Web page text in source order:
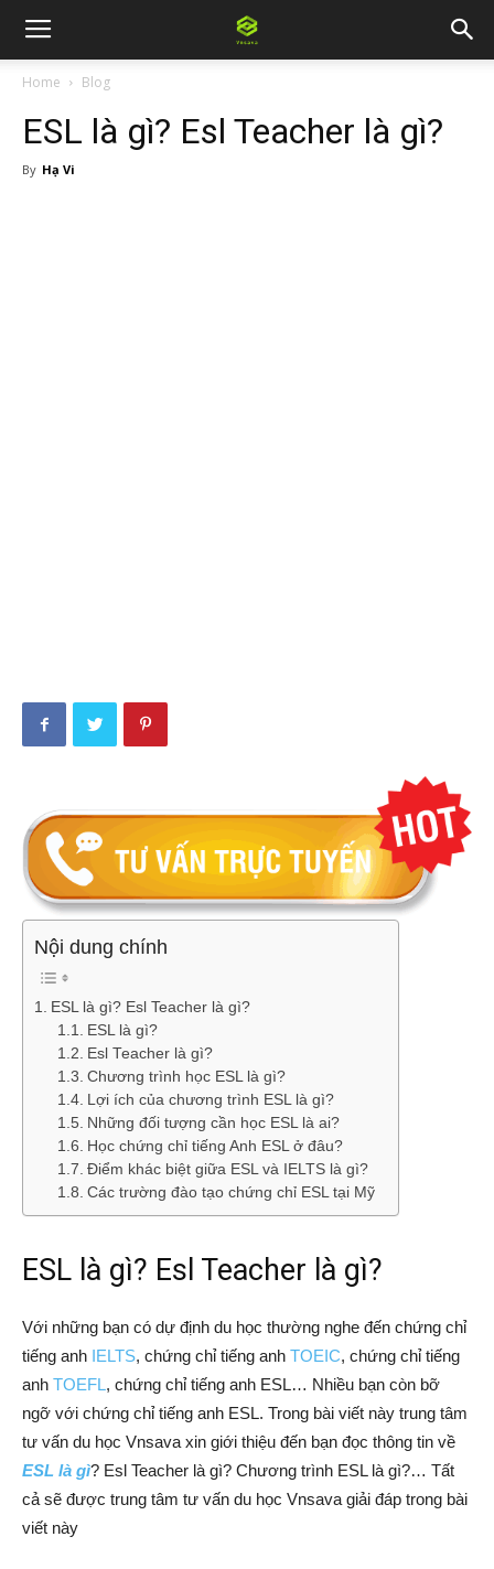
Home Blog
ESL là gì? Esl Teacher là gì?
By Hạ Vi
Nội dung chính
ESL là gì? Esl Teacher là gì?
ESL là gì?
Esl Teacher là gì?
Chương trình học ESL là gì?
Lợi ích của chương trình ESL là gì?
Những đối tượng cần học ESL là ai?
Học chứng chỉ tiếng Anh ESL ở đâu?
Điểm khác biệt giữa ESL và IELTS là gì?
Các trường đào tạo chứng chỉ ESL tại Mỹ
ESL là gì? Esl Teacher là gì?
Với những bạn có dự định du học thường nghe đến chứng chỉ
tiếng anh IELTS, chứng chỉ tiếng anh TOEIC, chứng chỉ tiếng
anh TOEFL, chứng chỉ tiếng anh ESL… Nhiều bạn còn bỡ
ngỡ với chứng chỉ tiếng anh ESL. Trong bài viết này trung tâm
tư vấn du học Vnsava xin giới thiệu đến bạn đọc thông tin về
ESL là gì? Esl Teacher là gì? Chương trình ESL là gì?… Tất
cả sẽ được trung tâm tư vấn du học Vnsava giải đáp trong bài
viết này